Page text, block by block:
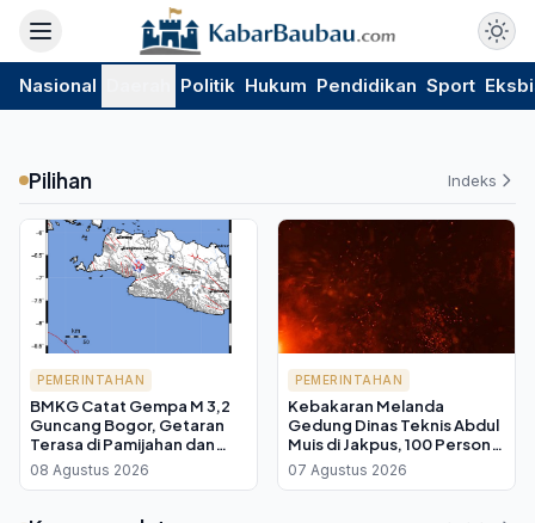
Nasional Politik Hukum Pendidikan Sport
Pilihan Indeks
PEMERINTAHAN
BMKG Catat Gempa M 3,2
Guncang Bogor, Getaran
Terasa di Pamijahan dan
Leuwiliang
08 Agustus 2026
PEMERINTAHAN
Kebakaran Melanda
Gedung Dinas Teknis Abdul
Muis di Jakpus, 100 Personel
Damkar Diterjunkan
07 Agustus 2026